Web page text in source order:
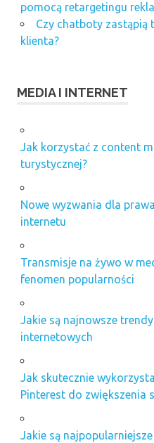
pomocą retargetingu
Czy chatboty zastąpią
klienta?
MEDIA I INTERNET
Jak korzystać z content
turystycznej?
Nowe wyzwania dla
internetu
Transmisje na żywo w
fenomen popularności
Jakie są najnowsze
internetowych
Jak skutecznie
Pinterest do zwiększenia
Jakie są